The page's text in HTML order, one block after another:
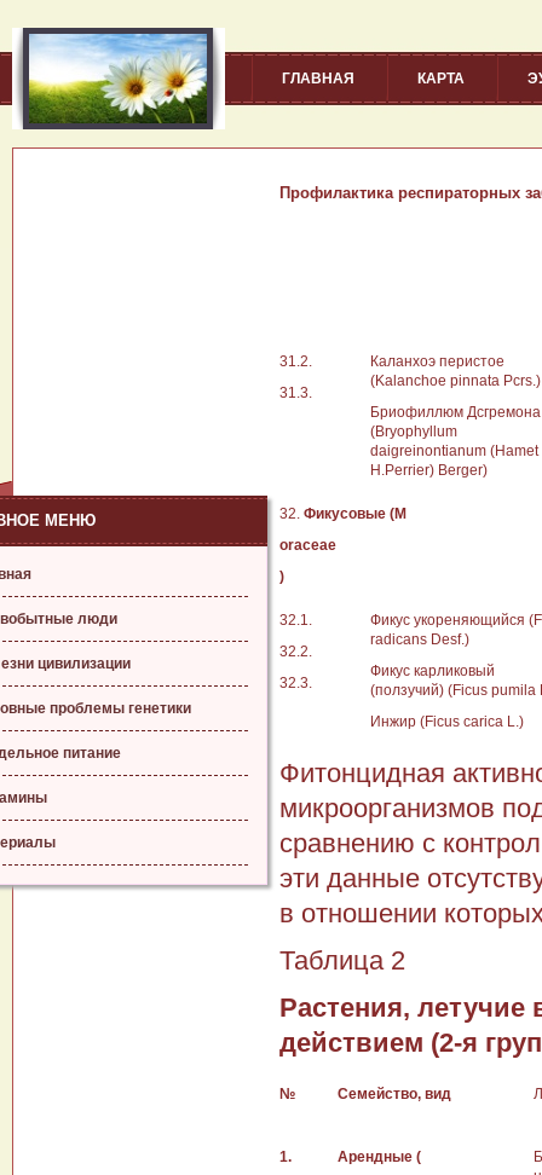
ГЛАВНАЯ КАРТА
МЕНЮ
люди
цивилизации
проблемы генетики
питание
Профилактика респираторных
31.2.
31.3.
Каланхоэ перистое
(Kalanchoe pinnata Pcrs.)
Бриофиллюм Дсгремона
(Bryophyllum
daigreinontianum (Hamet
H.Perrier) Berger)
32. Фикусовые (М
oraceae
)
32.1.
32.2.
32.3.
Фикус укореняющийся
radicans Desf.)
Фикус карликовый
(ползучий) (Ficus pumila
Инжир (Ficus carica L.)
Фитонцидная
микроорганизмов
сравнению с
эти данные
в отношении
Таблица 2
Растения,
действием (2-я
№ Семейство, вид
1.
Арендные (